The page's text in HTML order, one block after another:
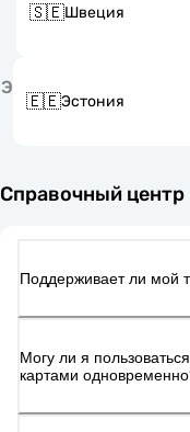
🇸🇪Швеция
Э
🇪🇪Эстония
Справочный центр
Поддерживает ли мой
Могу ли я
картами